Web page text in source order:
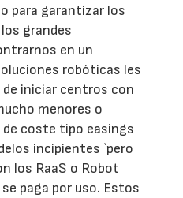
para garantizar los
grandes
en un
robóticas les
iniciar centros con
menores o
coste tipo easings
incipientes `pero
los RaaS o Robot
paga por uso. Estos